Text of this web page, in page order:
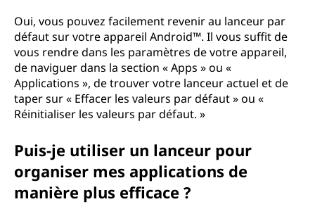
™
Oui, vous pouvez facilement revenir au lanceur par
défaut sur votre appareil Android™. Il vous suffit de
vous rendre dans les paramètres de votre appareil,
de naviguer dans la section « Apps » ou «
Applications », de trouver votre lanceur actuel et de
taper sur « Effacer les valeurs par défaut » ou «
Réinitialiser les valeurs par défaut. »
Puis-je utiliser un lanceur pour
organiser mes applications de
manière plus efficace ?